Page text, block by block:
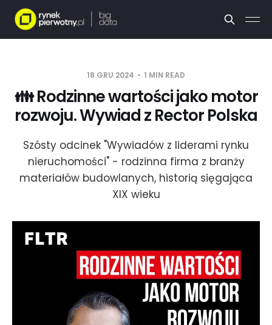
18 GRU 2024 1 MIN READ
👪 Rodzinne wartości jako motor
rozwoju. Wywiad z Rector Polska
Szósty odcinek "Wywiadów z liderami rynku
nieruchomości" - rodzinna firma z branży
materiałów budowlanych, historią sięgająca
XIX wieku